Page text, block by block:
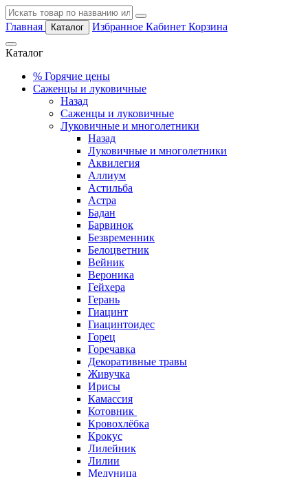
Главная Каталог Избранное Кабинет Корзина
Каталог
% Горячие цены
Саженцы и луковичные
Назад
Саженцы и луковичные
Луковичные и многолетники
Назад
Луковичные и многолетники
Аквилегия
Аллиум
Астильба
Астра
Бадан
Барвинок
Безвременник
Белоцветник
Вейник
Вероника
Гейхера
Герань
Гиацинт
Гиацинтоидес
Горец
Горечавка
Декоративные травы
Живучка
Ирисы
Камассия
Котовник
Кровохлёбка
Крокус
Лилейник
Лилии
Медуница